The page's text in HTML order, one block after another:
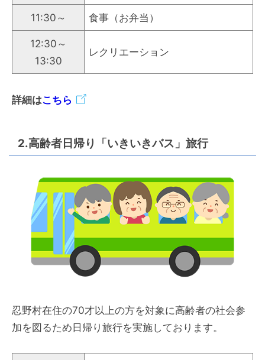
11:30～ 食事（お弁当）
12:30～
13:30
レクリエーション
詳細はこちら
2.高齢者日帰り「いきいきバス」旅行
忍野村在住の70才以上の方を対象に高齢者の社会参
加を図るため日帰り旅行を実施しております。